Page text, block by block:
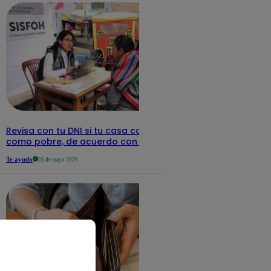
Revisa con tu DNI si tu casa califica
como pobre, de acuerdo con el Sisfoh
Te ayudo 25 de mayo 2026